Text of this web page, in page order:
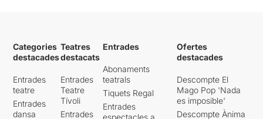
Categories
destacades
Entrades
teatre
Entrades
dansa
Teatres
destacats
Entrades
Teatre
Tívoli
Entrades
Entrades
Abonaments
teatrals
Tiquets Regal
Entrades
espectacles a
Ofertes
destacades
Descompte El
Mago Pop 'Nada
es imposible'
Descompte Ànima